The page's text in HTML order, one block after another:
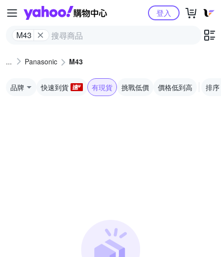
Yahoo購物中心
M43
登入
Panasonic M43
品牌 快速到貨 有現貨 挑戰低價 價格低到高 排序